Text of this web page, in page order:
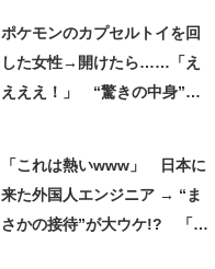
ポケモンのカプセルトイを回
した女性→開けたら……「え
えええ！」 “驚きの中身”に
「これは熱いwww」 日本に
来た外国人エンジニア → “ま
さかの接待”が大ウケ!? 「楽